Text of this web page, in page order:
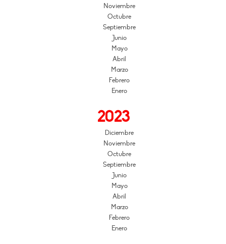
Noviembre
Octubre
Septiembre
Junio
Mayo
Abril
Marzo
Febrero
Enero
2023
Diciembre
Noviembre
Octubre
Septiembre
Junio
Mayo
Abril
Marzo
Febrero
Enero